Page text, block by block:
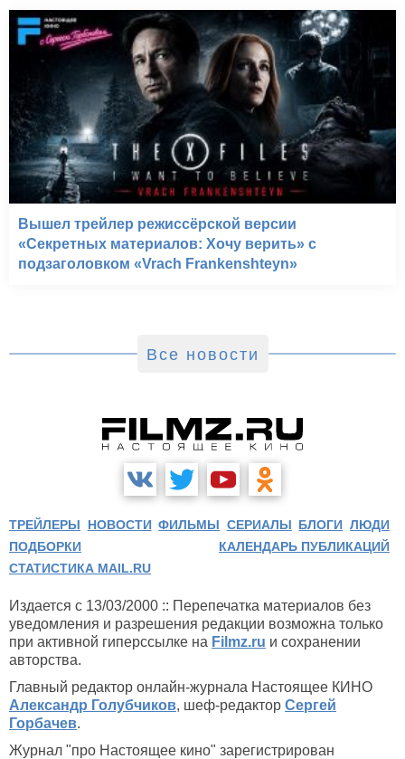
Вышел трейлер режиссёрской версии
«Секретных материалов: Хочу верить» с
подзаголовком «Vrach Frankenshteyn»
Все новости
ТРЕЙЛЕРЫ НОВОСТИ ФИЛЬМЫ СЕРИАЛЫ БЛОГИ ЛЮДИ
ПОДБОРКИ
КАЛЕНДАРЬ ПУБЛИКАЦИЙ
СТАТИСТИКА MAIL.RU
Издается с 13/03/2000 :: Перепечатка материалов без
уведомления и разрешения редакции возможна только
при активной гиперссылке на Filmz.ru и сохранении
авторства.
Главный редактор онлайн-журнала Настоящее КИНО
Александр Голубчиков, шеф-редактор Сергей
Горбачев.
Журнал "про Настоящее кино" зарегистрирован